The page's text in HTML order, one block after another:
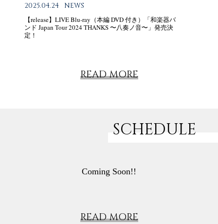
2025.04.24 NEWS
【release】LIVE Blu-ray（本編 DVD 付き）「和楽器バ
ンド Japan Tour 2024 THANKS 〜八奏ノ音〜」発売決
定！
READ MORE
SCHEDULE
Coming Soon!!
READ MORE